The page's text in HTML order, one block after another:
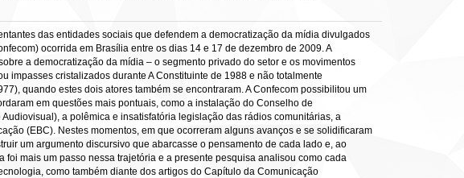
das entidades sociais que defendem a democratização da mídia divulgados
ocorrida em Brasília entre os dias 14 e 17 de dezembro de 2009. A
a democratização da mídia – o segmento privado do setor e os movimentos
impasses cristalizados durante A Constituinte de 1988 e não totalmente
quando estes dois atores também se encontraram. A Confecom possibilitou um
em questões mais pontuais, como a instalação do Conselho de
a polêmica e insatisfatória legislação das rádios comunitárias, a
(EBC). Nestes momentos, em que ocorreram alguns avanços e se solidificaram
um argumento discursivo que abarcasse o pensamento de cada lado e, ao
mais um passo nessa trajetória e a presente pesquisa analisou como cada
como também diante dos artigos do Capítulo da Comunicação